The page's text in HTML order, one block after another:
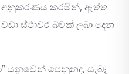
අනුකරණය කරමින්, ඇත්ත
ස්ථාවර බවක් ලබා දෙන
යනුවෙන් පෙනුනද, සැබෑ